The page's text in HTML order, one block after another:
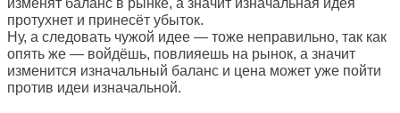
изменят баланс в рынке, а значит изначальная идея
протухнет и принесёт убыток.
Ну, а следовать чужой идее — тоже неправильно, так как
опять же — войдёшь, повлияешь на рынок, а значит
изменится изначальный баланс и цена может уже пойти
против идеи изначальной.